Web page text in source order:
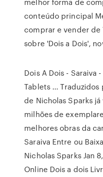
conteúdo principal
comprar e vender de
sobre 'Dois a Dois',
Dois A Dois - Saraiva
Tablets ...
de Nicholas Sparks
milhões de
melhores obras da
Saraiva Entre ou
Nicholas Sparks Jan
Online Dois a dois